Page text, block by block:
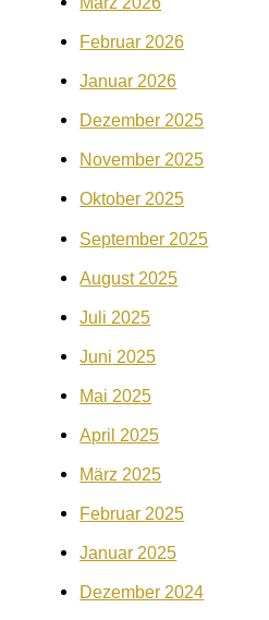
Februar 2026
Januar 2026
Dezember 2025
November 2025
Oktober 2025
September 2025
August 2025
Juli 2025
Juni 2025
Mai 2025
April 2025
März 2025
Februar 2025
Januar 2025
Dezember 2024